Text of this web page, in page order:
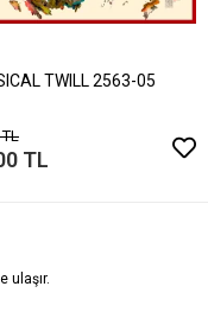
TWILL 2563-05
TL
ulaşır.